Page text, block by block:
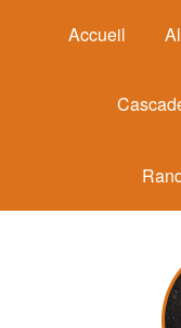
Accueil